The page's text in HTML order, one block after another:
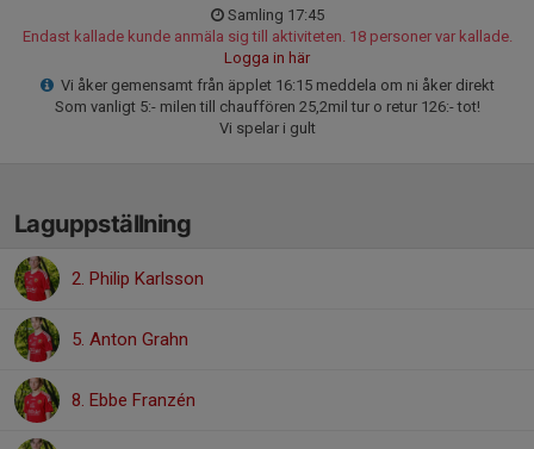
Samling 17:45
Endast kallade kunde anmäla sig till aktiviteten. 18 personer var kallade.
Logga in här
Vi åker gemensamt från äpplet 16:15 meddela om ni åker direkt
Som vanligt 5:- milen till chauffören 25,2mil tur o retur 126:- tot!
Vi spelar i gult
Laguppställning
2. Philip Karlsson
5. Anton Grahn
8. Ebbe Franzén